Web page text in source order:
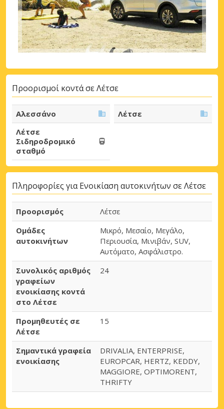
Προορισμοί κοντά σε Λέτσε
Αλεσσάνο
Λέτσε
Λέτσε
Σιδηροδρομικό
σταθμό
Πληροφορίες για Ενοικίαση αυτοκινήτων σε Λέτσε
Προορισμός
Λέτσε
Ομάδες
αυτοκινήτων
Μικρό, Μεσαίο, Μεγάλο,
Περιουσία, Μινιβάν, SUV,
Αυτόματο, Ασφάλιστρο.
Συνολικός αριθμός
γραφείων
ενοικίασης κοντά
στο Λέτσε
24
Προμηθευτές σε
Λέτσε
15
Σημαντικά γραφεία
ενοικίασης
DRIVALIA, ENTERPRISE,
EUROPCAR, HERTZ, KEDDY,
MAGGIORE, OPTIMORENT,
THRIFTY